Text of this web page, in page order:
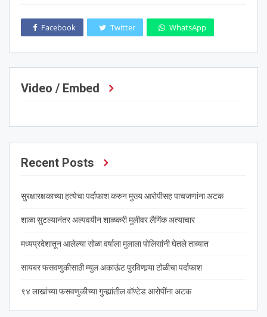
Facebook Twitter WhatsApp
Video / Embed
Recent Posts
सुरक्षारक्षकाच्या हत्येचा पर्दाफाश करुन मुख्य आरोपीसह पाचजणांना अटक
शाळा सुटल्यानंतर अल्पवयीन शाळकरी मुलीवर लैगिंक अत्याचार
मध्यप्रदेशातून आलेल्या सोळा वर्षाला मुलाला पोलिसांनी घेतले ताब्यात
सायबर फसवणुकीसाठी म्युल अकाऊंट पुरविणार्‍या टोळीचा पर्दाफाश
९४ लाखांच्या फसवणुकीच्या गुन्ह्यांतील वॉण्टेड आरोपींना अटक